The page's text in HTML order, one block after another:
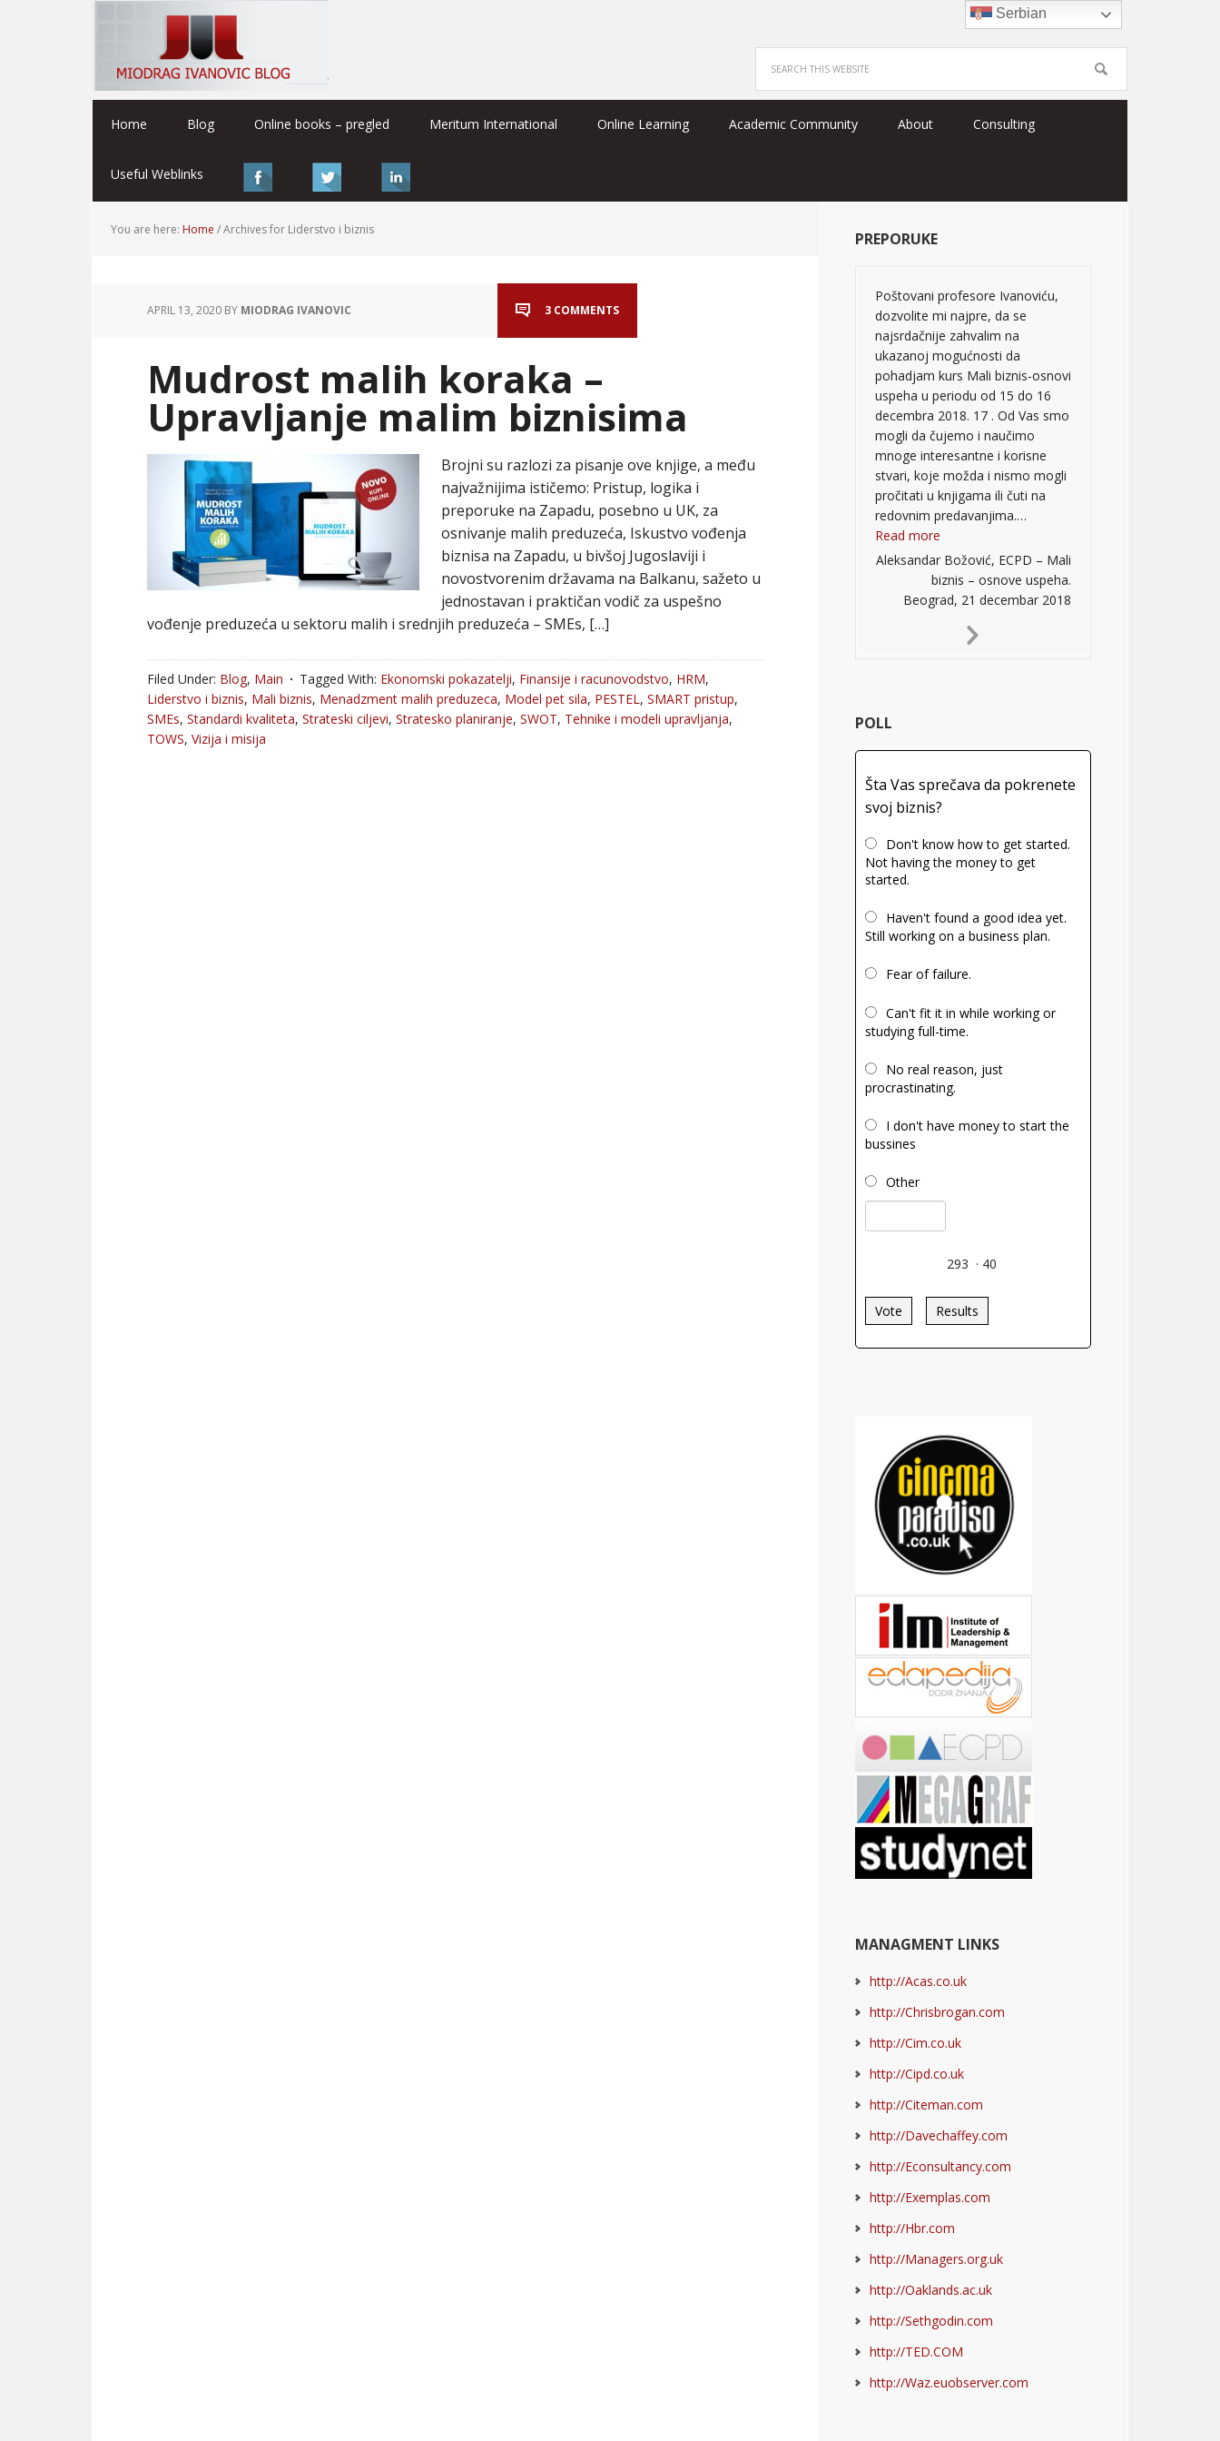
Home Blog Online books – pregled Meritum International Online Learning Academic Community About Consulting
Useful Weblinks
You are here: Home /Archives for Liderstvo i biznis
APRIL 13, 2020 BY MIODRAG IVANOVIC 3 COMMENTS
Mudrost malih koraka –
Upravljanje malim biznisima
Brojni su razlozi za pisanje ove knjige, a među
najvažnijima ističemo: Pristup, logika i
preporuke na Zapadu, posebno u UK, za
osnivanje malih preduzeća, Iskustvo vođenja
biznisa na Zapadu, u bivšoj Jugoslaviji i
novostvorenim državama na Balkanu, sažeto u
jednostavan i praktičan vodič za uspešno
vođenje preduzeća u sektoru malih i srednjih preduzeća – SMEs, […]
Filed Under: Blog, Main Tagged With: Ekonomski pokazatelji, Finansije i racunovodstvo, HRM,
Liderstvo i biznis, Mali biznis, Menadzment malih preduzeca, Model pet sila, PESTEL, SMART pristup,
SMEs, Standardi kvaliteta, Strateski ciljevi, Stratesko planiranje, SWOT, Tehnike i modeli upravljanja,
TOWS, Vizija i misija
PREPORUKE
Poštovani profesore Ivanoviću,
dozvolite mi najpre, da se
najsrdačnije zahvalim na
ukazanoj mogućnosti da
pohadjam kurs Mali biznis-osnovi
uspeha u periodu od 15 do 16
decembra 2018. 17 . Od Vas smo
mogli da čujemo i naučimo
mnoge interesantne i korisne
stvari, koje možda i nismo mogli
pročitati u knjigama ili čuti na
redovnim predavanjima.…
Read more
Aleksandar Božović, ECPD – Mali
biznis – osnove uspeha.
Beograd, 21 decembar 2018
Next
POLL
Šta Vas sprečava da pokrenete
svoj biznis?
Don't know how to get started.
Not having the money to get
started.
Haven't found a good idea yet.
Still working on a business plan.
Fear of failure.
Can't fit it in while working or
studying full-time.
No real reason, just
procrastinating.
I don't have money to start the
bussines
Other
293 · 40
Vote Results
MANAGMENT LINKS
http://Acas.co.uk
http://Chrisbrogan.com
http://Cim.co.uk
http://Cipd.co.uk
http://Citeman.com
http://Davechaffey.com
http://Econsultancy.com
http://Exemplas.com
http://Hbr.com
http://Managers.org.uk
http://Oaklands.ac.uk
http://Sethgodin.com
http://TED.COM
http://Waz.euobserver.com
Serbian